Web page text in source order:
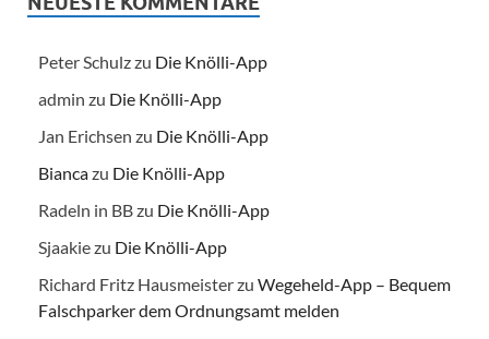
Peter Schulzzu Die Knölli-App
admin zu Die Knölli-App
Jan Erichsen zu Die Knölli-App
Biancazu Die Knölli-App
Radeln in BBzu Die Knölli-App
Sjaakiezu Die Knölli-App
Richard Fritz Hausmeisterzu Wegeheld-App – Bequem
Falschparker dem Ordnungsamt melden